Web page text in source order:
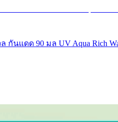
กันแดด 90 มล UV Aqua Rich